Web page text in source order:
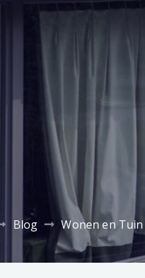
Blog Wonen en Tuin